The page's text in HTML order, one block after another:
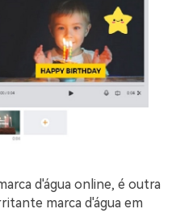
d'água online, é outra
marca d'água em